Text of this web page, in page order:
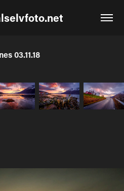
03.11.18